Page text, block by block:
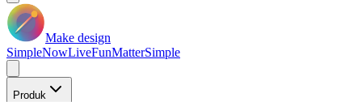
Make design
SimpleNowLiveFunMatterSimple
Produk